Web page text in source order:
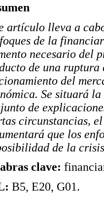
artículo lleva a
de la
necesario del
de una
del
Se situará
de
circunstancias,
que los
de la
clave:
B5, E20, G01.